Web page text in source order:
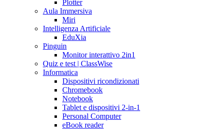
Plotter
Aula Immersiva
Miri
Intelligenza Artificiale
EduXia
Pinguin
Monitor interattivo 2in1
Quiz e test | ClassWise
Informatica
Dispositivi ricondizionati
Chromebook
Notebook
Tablet e dispositivi 2-in-1
Personal Computer
eBook reader